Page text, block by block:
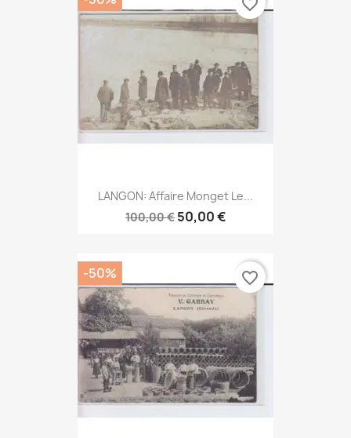
LANGON: Affaire Monget Le...
100,00 € 50,00 €
-50% favorite_border